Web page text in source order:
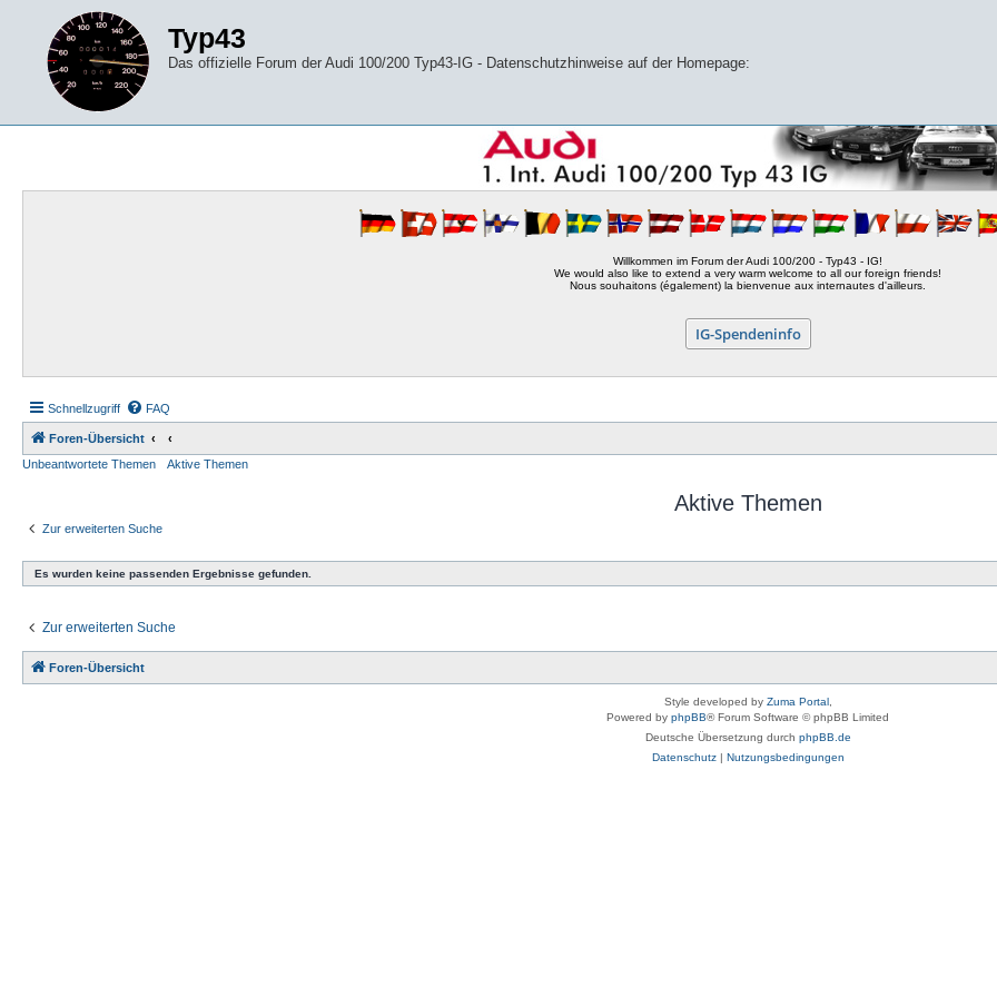
Typ43
Das offizielle Forum der Audi 100/200 Typ43-IG - Datenschutzhinweise auf der Homepage:
Willkommen im Forum der Audi 100/200 - Typ43 - IG!
We would also like to extend a very warm welcome to all our foreign friends!
Nous souhaitons (également) la bienvenue aux internautes d'ailleurs.
IG-Spendeninfo
Schnellzugriff FAQ
Foren-Übersicht
Unbeantwortete Themen
Aktive Themen
Aktive Themen
Zur erweiterten Suche
Es wurden keine passenden Ergebnisse gefunden.
Zur erweiterten Suche
Foren-Übersicht
Style developed by Zuma Portal,
Powered by phpBB® Forum Software © phpBB Limited
Deutsche Übersetzung durch phpBB.de
Datenschutz| Nutzungsbedingungen